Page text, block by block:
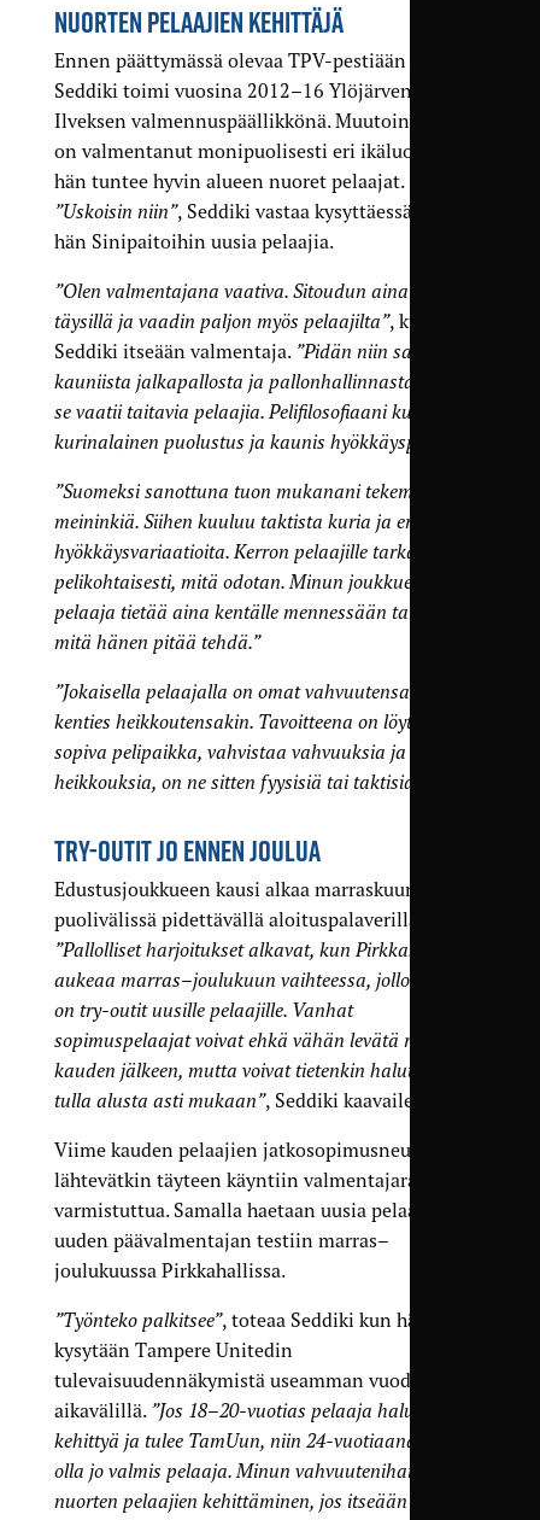
NUORTEN PELAAJIEN KEHITTÄJÄ
Ennen päättymässä olevaa TPV-pestiään Mourad
Seddiki toimi vuosina 2012–16 Ylöjärven
Ilveksen valmennuspäällikkönä. Muutoinkin hän
on valmentanut monipuolisesti eri ikäluokkia, ja
hän tuntee hyvin alueen nuoret pelaajat.
”Uskoisin niin”, Seddiki vastaa kysyttäessä tuoko
hän Sinipaitoihin uusia pelaajia.
”Olen valmentajana vaativa. Sitoudun aina itse
täysillä ja vaadin paljon myös pelaajilta”, kuvailee
Seddiki itseään valmentaja. ”Pidän niin sanotusta
kauniista jalkapallosta ja pallonhallinnasta, mutta
se vaatii taitavia pelaajia. Pelifilosofiaani kuuluvat
kurinalainen puolustus ja kaunis hyökkäyspeli.”
”Suomeksi sanottuna tuon mukanani tekemisen
meininkiä. Siihen kuuluu taktista kuria ja erilaisia
hyökkäysvariaatioita. Kerron pelaajille tarkasti ja
pelikohtaisesti, mitä odotan. Minun joukkueessani
pelaaja tietää aina kentälle mennessään tarkalleen,
mitä hänen pitää tehdä.”
”Jokaisella pelaajalla on omat vahvuutensa ja
kenties heikkoutensakin. Tavoitteena on löytää
sopiva pelipaikka, vahvistaa vahvuuksia ja kehittää
heikkouksia, on ne sitten fyysisiä tai taktisia.”
TRY-OUTIT JO ENNEN JOULUA
Edustusjoukkueen kausi alkaa marraskuun
puolivälissä pidettävällä aloituspalaverilla.
”Pallolliset harjoitukset alkavat, kun Pirkkahalli
aukeaa marras–joulukuun vaihteessa, jolloin meillä
on try-outit uusille pelaajille. Vanhat
sopimuspelaajat voivat ehkä vähän levätä raskaan
kauden jälkeen, mutta voivat tietenkin halutessaan
tulla alusta asti mukaan”, Seddiki kaavailee.
Viime kauden pelaajien jatkosopimusneuvottelut
lähtevätkin täyteen käyntiin valmentajaratkaisun
varmistuttua. Samalla haetaan uusia pelaajia
uuden päävalmentajan testiin marras–
joulukuussa Pirkkahallissa.
”Työnteko palkitsee”, toteaa Seddiki kun häneltä
kysytään Tampere Unitedin
tulevaisuudennäkymistä useamman vuoden
aikavälillä. ”Jos 18–20-vuotias pelaaja haluaa
kehittyä ja tulee TamUun, niin 24-vuotiaana hän voi
olla jo valmis pelaaja. Minun vahvuutenihan on
nuorten pelaajien kehittäminen, jos itseään saa